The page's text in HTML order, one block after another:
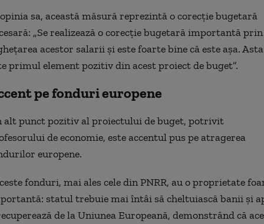
sa, această măsură reprezintă o corecție bugetară
„Se realizează o corecție bugetară importantă prin
acestor salarii și este foarte bine că este așa. Asta
primul element pozitiv din acest proiect de buget”.
pe fonduri europene
alt punct pozitiv al proiectului de buget, potrivit
de economie, este accentul pus pe atragerea
europene.
fonduri, mai ales cele din PNRR, au o proprietate
statul trebuie mai întâi să cheltuiască banii și
de la Uniunea Europeană, demonstrând că